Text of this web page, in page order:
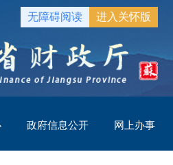
无障碍阅读 进入关怀版
政府信息公开 网上办事